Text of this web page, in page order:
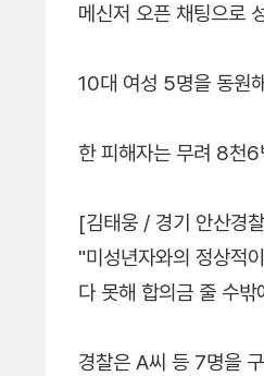
메신저 오픈 채팅으로
10대 여성 5명을 동원
한 피해자는 무려 8천
[김태웅 / 경기 안산경
"미성년자와의 정상적
다 못해 합의금 줄 수밖
경찰은 A씨 등 7명을